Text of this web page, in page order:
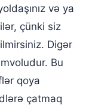
və ya
çünki siz
Digər
Bu
qoya
çatmaq